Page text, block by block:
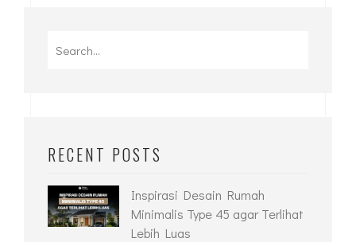
RECENT POSTS
Inspirasi Desain Rumah
Minimalis Type 45 agar Terlihat
Lebih Luas